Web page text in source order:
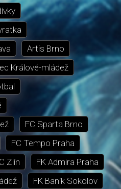
Artis Brno
Králové-mládež
FC Sparta Brno
FC Tempo Praha
Zlín
FK Admira Praha
FK Baník Sokolov